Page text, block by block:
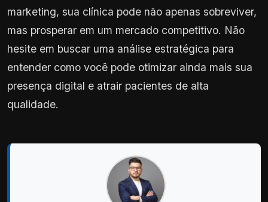
marketing, sua clínica pode não apenas sobreviver,
mas prosperar em um mercado competitivo. Não
hesite em buscar uma análise estratégica para
entender como você pode otimizar ainda mais sua
presença digital e atrair pacientes de alta
qualidade.